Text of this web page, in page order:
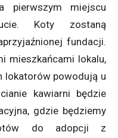
pierwszym miejscu
Koty zostaną
fundacji.
mieszkańcami lokalu,
lokatorów powodują u
kawiarni będzie
gdzie będziemy
do adopcji z